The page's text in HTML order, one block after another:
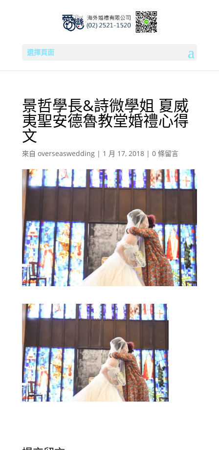
選擇頁面
景哲學長&詩微學姐 夏威
夷聖安德魯教堂婚禮心得
文
來自 overseaswedding| 1 月 17, 2018| 0 條留言